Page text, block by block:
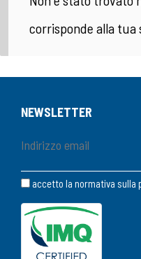
corrisponde alla tua
NEWSLETTER
accetto la normativa sulla